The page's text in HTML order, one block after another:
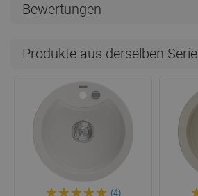
Bewertungen
Produkte aus derselben Serie
(4)